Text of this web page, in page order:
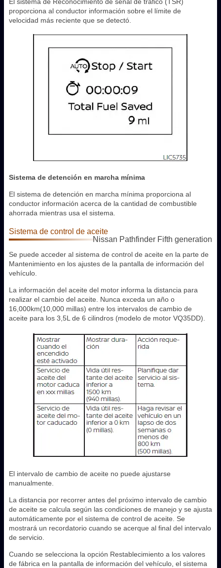
proporciona al conductor información sobre el límite de
velocidad más reciente que se detectó.
Sistema de detención en marcha mínima
El sistema de detención en marcha mínima proporciona al
conductor información acerca de la cantidad de combustible
ahorrada mientras usa el sistema.
Sistema de control de aceite
Nissan Pathfinder Fifth generation
Se puede acceder al sistema de control de aceite en la parte de
Mantenimiento en los ajustes de la pantalla de información del
vehículo.
La información del aceite del motor informa la distancia para
realizar el cambio del aceite. Nunca exceda un año o
16,000km(10,000 millas) entre los intervalos de cambio de
aceite para los 3,5L de 6 cilindros (modelo de motor VQ35DD).
El intervalo de cambio de aceite no puede ajustarse
manualmente.
La distancia por recorrer antes del próximo intervalo de cambio
de aceite se calcula según las condiciones de manejo y se ajusta
automáticamente por el sistema de control de aceite. Se
mostrará un recordatorio cuando se acerque al final del intervalo
de servicio.
Cuando se selecciona la opción Restablecimiento a los valores
de fábrica en la pantalla de información del vehículo, el sistema